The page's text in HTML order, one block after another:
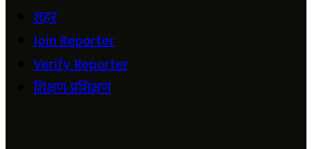
शहर
Join Reporter
Verify Reporter
शिक्षण-प्रशिक्षण